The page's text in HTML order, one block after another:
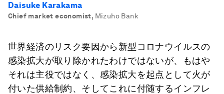
Daisuke Karakama
Chief market economist, Mizuho Bank
世界経済のリスク要因から新型コロナウイルスの
感染拡大が取り除かれたわけではないが、もはや
それは主役ではなく、感染拡大を起点として火が
付いた供給制約、そしてこれに付随するインフレ